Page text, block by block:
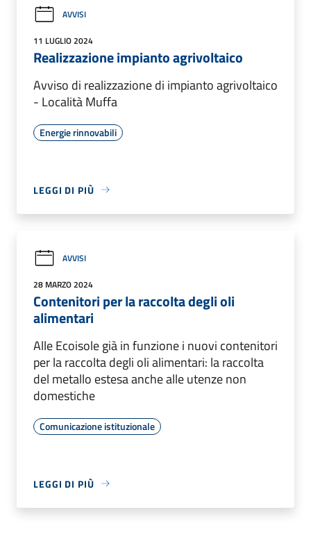
AVVISI
11 LUGLIO 2024
Realizzazione impianto agrivoltaico
Avviso di realizzazione di impianto agrivoltaico
- Località Muffa
Energie rinnovabili
LEGGI DI PIÙ
AVVISI
28 MARZO 2024
Contenitori per la raccolta degli oli
alimentari
Alle Ecoisole già in funzione i nuovi contenitori
per la raccolta degli oli alimentari: la raccolta
del metallo estesa anche alle utenze non
domestiche
Comunicazione istituzionale
LEGGI DI PIÙ